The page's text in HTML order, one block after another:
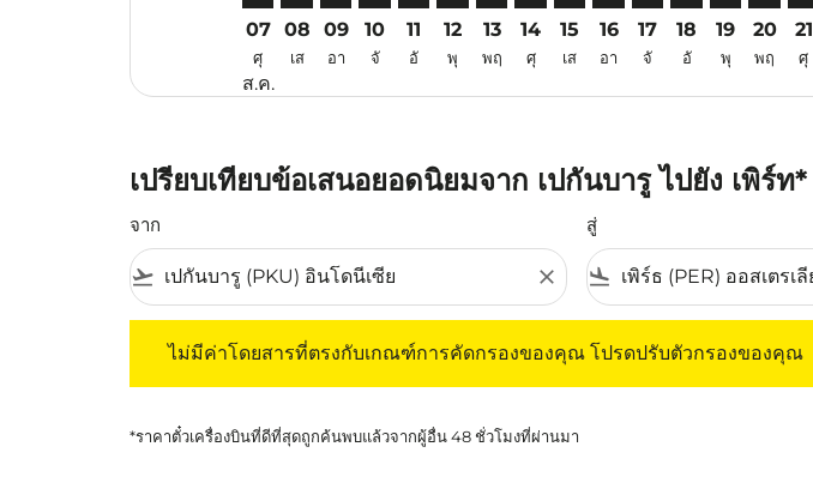
07
ศุ
ส.ค.
08
เส
09
อา
10
จั
11
อั
12
พุ
13
พฤ
14
ศุ
15
เส
16
อา
17
จั
18
อั
19
พุ
20
พฤ
21
ศุ
เปรียบเทียบข้อเสนอยอดนิยมจาก เปกันบารู ไปยัง เพิร์ท*
จาก
flight_takeoff close
สู่
flight_land
ไม่มีค่าโดยสารที่ตรงกับเกณฑ์การคัดกรองของคุณ โปรดปรับตัวกรองของคุณ
*ราคาตั๋วเครื่องบินที่ดีที่สุดถูกค้นพบแล้วจากผู้อื่น 48 ชั่วโมงที่ผ่านมา